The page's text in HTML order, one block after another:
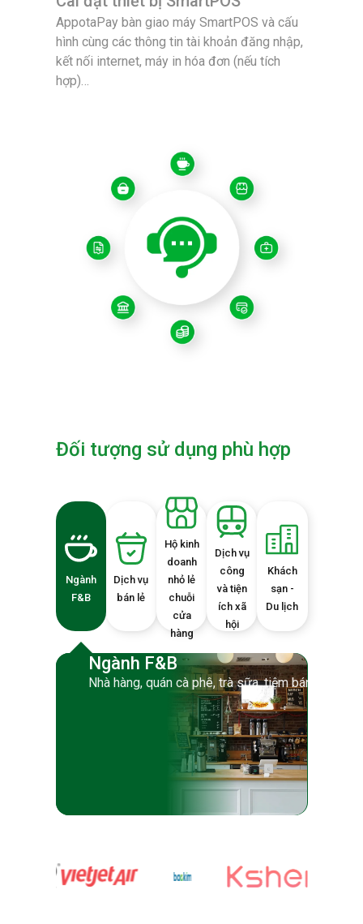
AppotaPay bàn giao máy SmartPOS và cấu
hình cùng các thông tin tài khoản đăng nhập,
kết nối internet, máy in hóa đơn (nếu tích
hợp)…
Đối tượng sử dụng phù hợp
Ngành
F&B
Dịch vụ
bán lẻ
Hộ kinh
doanh
nhỏ lẻ
chuỗi
cửa
hàng
Dịch vụ
công
và tiện
ích xã
hội
Khách
sạn -
Du lịch
Ngành F&B
Nhà hàng, quán cà phê, trà sữa, tiệm bánh, Fast